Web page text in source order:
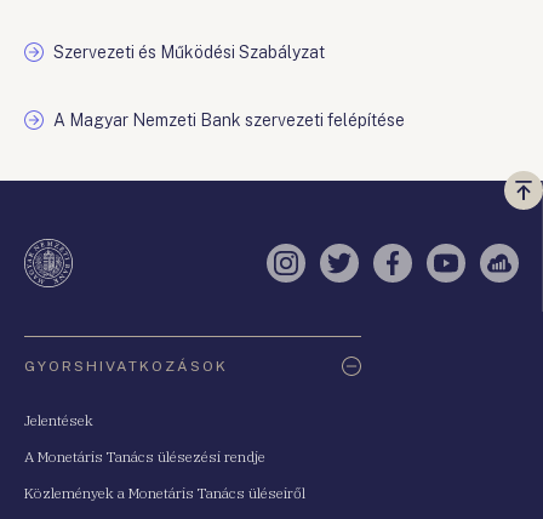
Szervezeti és Működési Szabályzat
A Magyar Nemzeti Bank szervezeti felépítése
a
Instagram
TwitterFacebook
YouTube
GYORSHIVATKOZÁSOK
Jelentések
A Monetáris Tanács ülésezési rendje
Közlemények a Monetáris Tanács üléseiről